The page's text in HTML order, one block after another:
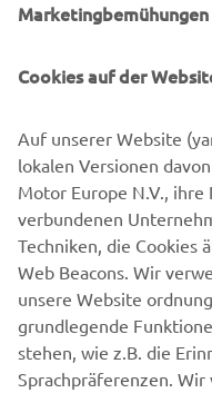
Weitere Infos
Cookies auf der
Auf unserer Website
lokalen Versionen
Motor Europe N.V., ihre
verbundenen
Techniken, die Cookies
Web Beacons. Wir
unsere Website
grundlegende
stehen, wie z.B. die
Sprachpräferenzen. Wir